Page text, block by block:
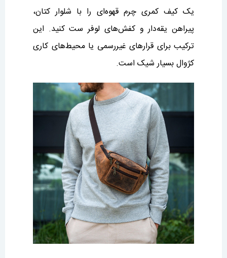
یک کیف کمری چرم قهوه‌ای را با شلوار کتان،
پیراهن یقه‌دار و کفش‌های لوفر ست کنید. این
ترکیب برای قرارهای غیررسمی یا محیط‌های کاری
کژوال بسیار شیک است.